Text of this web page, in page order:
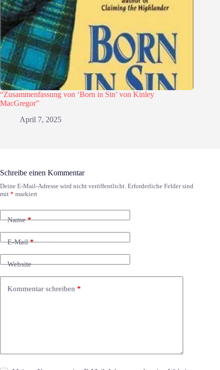
“Zusammenfassung von ‘Born in Sin’ von Kinley
MacGregor”
April 7, 2025
Schreibe einen Kommentar
Deine E-Mail-Adresse wird nicht veröffentlicht. Erforderliche Felder sind
mit * markiert
Name*
E-Mail*
Website
Kommentar schreiben *